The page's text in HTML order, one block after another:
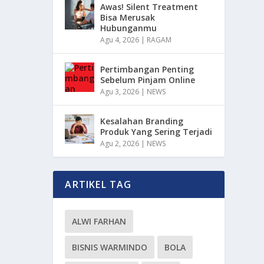
Awas! Silent Treatment
Bisa Merusak
Hubunganmu
Agu 4, 2026 | RAGAM
Pertimbangan Penting
Sebelum Pinjam Online
Agu 3, 2026 | NEWS
Kesalahan Branding
Produk Yang Sering Terjadi
Agu 2, 2026 | NEWS
ARTIKEL TAG
ALWI FARHAN
BISNIS WARMINDO BOLA